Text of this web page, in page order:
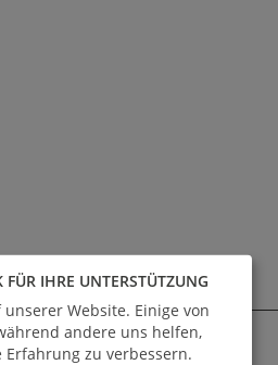
- SALE %
anzeigen
IHRE UNTERSTÜTZUNG
Website. Einige von
andere uns helfen,
zu verbessern.